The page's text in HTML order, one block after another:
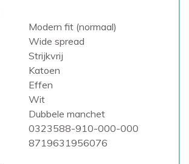
Modern fit (normaal)
Wide spread
Strijkvrij
Katoen
Effen
Wit
Dubbele manchet
0323588-910-000-000
8719631956076